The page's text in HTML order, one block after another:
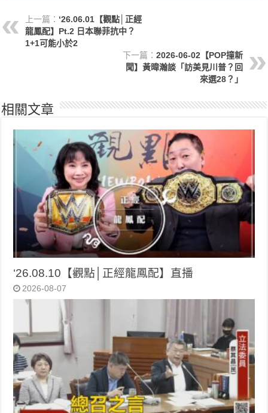
上一篇： ‘26.06.01【觀點│正經
龍鳳配】Pt.2 日本聯菲抗中？
1+1可能小於2
下一篇： 2026-06-02【POP撞新
聞】黃暐瀚談「訪美見川普？回
來選28？」
相關文章
‘26.08.10【觀點│正經龍鳳配】直播
2026-08-07